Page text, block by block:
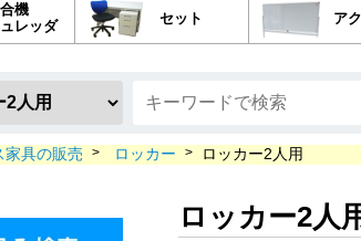
機
レッダ
セット ア
家具の販売 > ロッカー > ロッカー2人用
ロッカー2人